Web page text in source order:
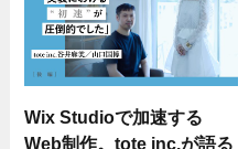
Wix Studioで加速する
Web制作。tote inc.が語る